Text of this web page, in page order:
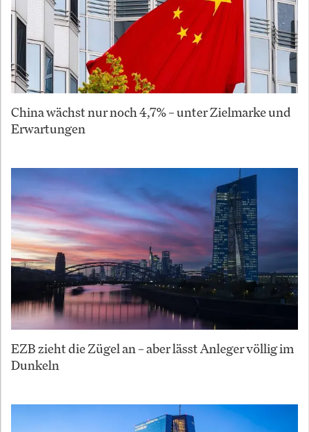
China wächst nur noch 4,7% – unter Zielmarke und
Erwartungen
EZB zieht die Zügel an – aber lässt Anleger völlig im
Dunkeln